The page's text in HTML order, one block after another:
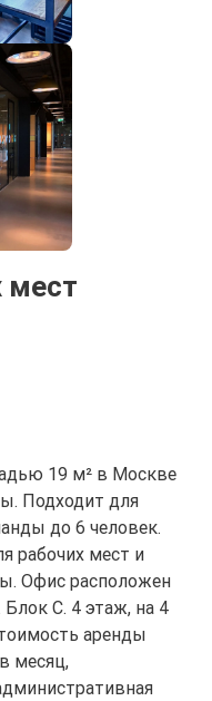
мест
19 м² в Москве
Подходит для
до 6 человек.
рабочих мест и
Офис расположен
Блок С. 4 этаж, на 4
аренды
месяц,